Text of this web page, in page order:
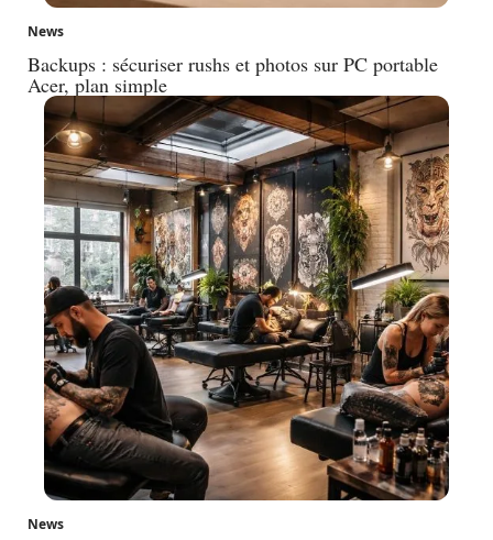
News
Backups : sécuriser rushs et photos sur PC portable
Acer, plan simple
News